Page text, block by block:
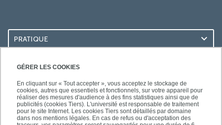
GÉRER LES COOKIES
En cliquant sur « Tout accepter », vous acceptez le stockage de
cookies, autres que essentiels et fonctionnels, sur votre appareil pour
réaliser des mesures d'audience à des fins statistiques ainsi que de
publicités (cookies Tiers). L'université est responsable de traitement
pour le site Internet. Les cookies Tiers sont détaillés par domaine
dans nos mentions légales. En cas de refus ou d'acceptation des
PRATIQUE
ACCÈS RAPIDES
SUIVEZ-NOUS